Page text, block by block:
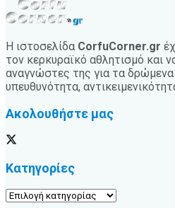
Η ιστοσελίδα CorfuCorner.gr
τον κερκυραϊκό αθλητισμό και
αναγνώστες της για τα
υπευθυνότητα,
Ακολουθήστε μας
Κατηγορίες
Κατηγορίες